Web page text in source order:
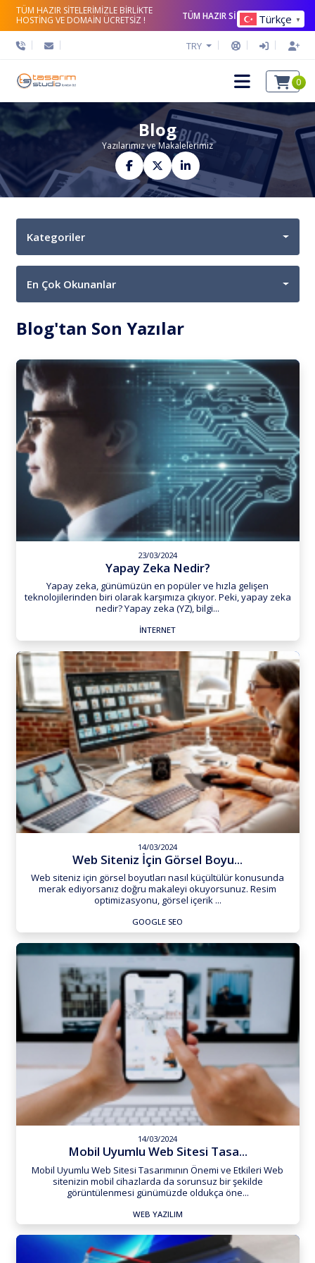
TÜM HAZIR SİTELERİMİZLE BİRLİKTE
HOSTİNG VE DOMAİN ÜCRETSİZ !
TÜM HAZIR SİTELERİ İNCELE
TRY
0
Blog
Yazılarımız ve Makalelerimiz
Blog'tan Son Yazılar
23/03/2024
Yapay Zeka Nedir?
Yapay zeka, günümüzün en popüler ve hızla gelişen
teknolojilerinden biri olarak karşımıza çıkıyor. Peki, yapay zeka
nedir? Yapay zeka (YZ), bilgi...
İNTERNET
14/03/2024
Web Siteniz İçin Görsel Boyu...
Web siteniz için görsel boyutları nasıl küçültülür konusunda
merak ediyorsanız doğru makaleyi okuyorsunuz. Resim
optimizasyonu, görsel içerik ...
GOOGLE SEO
14/03/2024
Mobil Uyumlu Web Sitesi Tasa...
Mobil Uyumlu Web Sitesi Tasarımının Önemi ve Etkileri Web
sitenizin mobil cihazlarda da sorunsuz bir şekilde
görüntülenmesi günümüzde oldukça öne...
WEB YAZILIM
Kategoriler
En Çok Okunanlar
Türkçe ▼